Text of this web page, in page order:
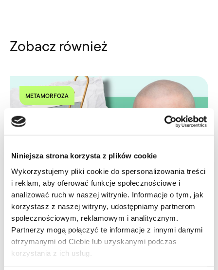
Niniejsza strona korzysta z plików cookie
Wykorzystujemy pliki cookie do spersonalizowania treści
i reklam, aby oferować funkcje społecznościowe i
analizować ruch w naszej witrynie. Informacje o tym, jak
korzystasz z naszej witryny, udostępniamy partnerom
społecznościowym, reklamowym i analitycznym.
Partnerzy mogą połączyć te informacje z innymi danymi
otrzymanymi od Ciebie lub uzyskanymi podczas
korzystania z ich usług.
Zobacz również
METAMORFOZA
Metamorfoza Pawła